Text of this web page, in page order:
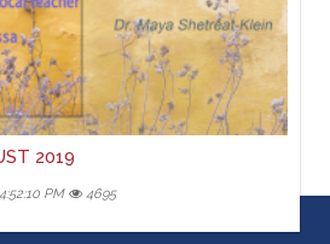
2019
PM 4695